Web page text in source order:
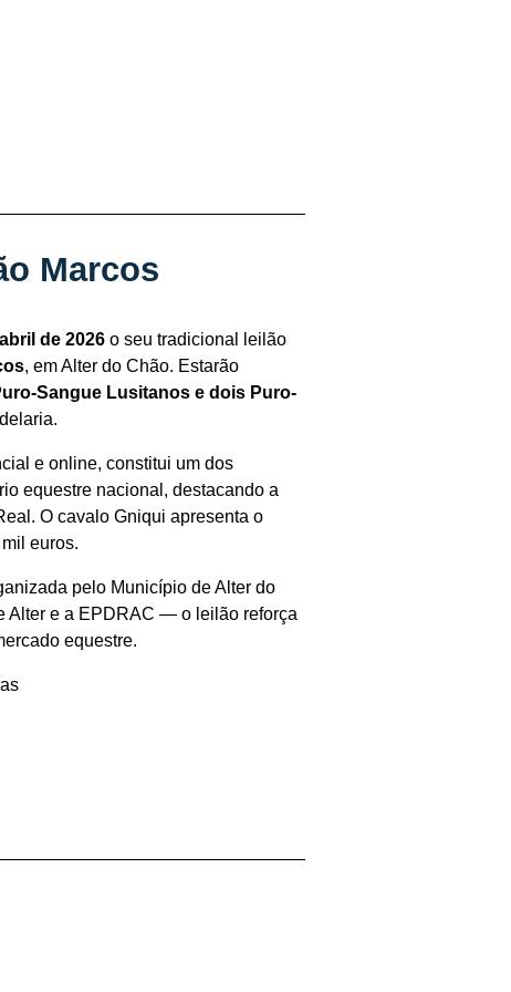
Marcos
de 2026 o seu tradicional leilão
, em Alter do Chão. Estarão
Sangue Lusitanos e dois Puro-
e online, constitui um dos
equestre nacional, destacando a
O cavalo Gniqui apresenta o
euros.
pelo Município de Alter do
Alter e a EPDRAC — o leilão reforça
equestre.